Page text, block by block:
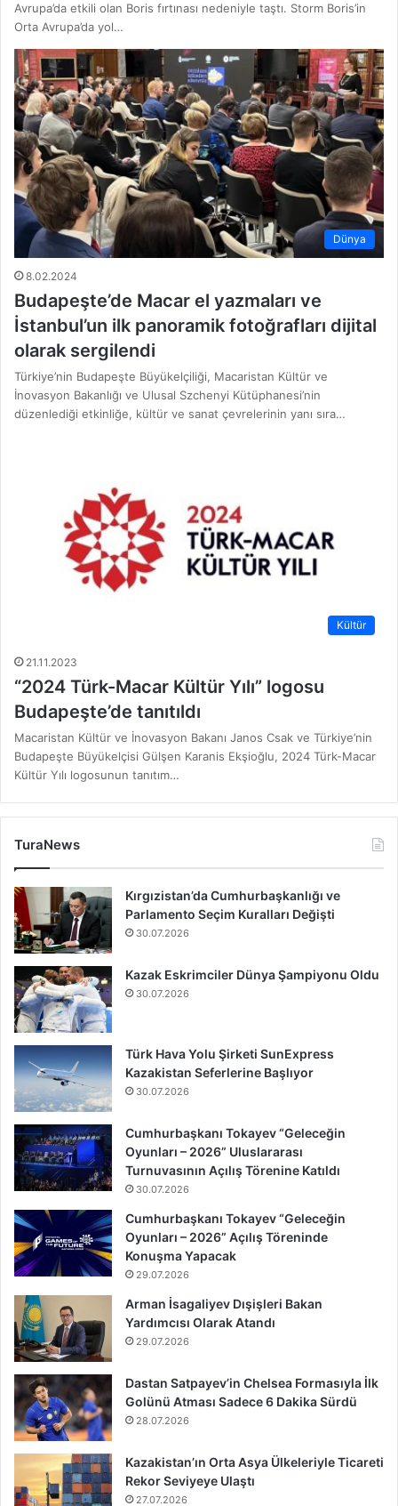
Avrupa’da etkili olan Boris fırtınası nedeniyle taştı. Storm Boris’in
Orta Avrupa’da yol…
Dünya
8.02.2024
Budapeşte’de Macar el yazmaları ve
İstanbul’un ilk panoramik fotoğrafları dijital
olarak sergilendi
Türkiye’nin Budapeşte Büyükelçiliği, Macaristan Kültür ve
İnovasyon Bakanlığı ve Ulusal Szchenyi Kütüphanesi’nin
düzenlediği etkinliğe, kültür ve sanat çevrelerinin yanı sıra…
Kültür
21.11.2023
“2024 Türk-Macar Kültür Yılı” logosu
Budapeşte’de tanıtıldı
Macaristan Kültür ve İnovasyon Bakanı Janos Csak ve Türkiye’nin
Budapeşte Büyükelçisi Gülşen Karanis Ekşioğlu, 2024 Türk-Macar
Kültür Yılı logosunun tanıtım…
TuraNews
Kırgızistan’da Cumhurbaşkanlığı ve
Parlamento Seçim Kuralları Değişti
30.07.2026
Kazak Eskrimciler Dünya Şampiyonu Oldu
30.07.2026
Türk Hava Yolu Şirketi SunExpress
Kazakistan Seferlerine Başlıyor
30.07.2026
Cumhurbaşkanı Tokayev “Geleceğin
Oyunları – 2026” Uluslararası
Turnuvasının Açılış Törenine Katıldı
30.07.2026
Cumhurbaşkanı Tokayev “Geleceğin
Oyunları – 2026” Açılış Töreninde
Konuşma Yapacak
29.07.2026
Arman İsagaliyev Dışişleri Bakan
Yardımcısı Olarak Atandı
29.07.2026
Dastan Satpayev’in Chelsea Formasıyla İlk
Golünü Atması Sadece 6 Dakika Sürdü
28.07.2026
Kazakistan’ın Orta Asya Ülkeleriyle Ticareti
Rekor Seviyeye Ulaştı
27.07.2026